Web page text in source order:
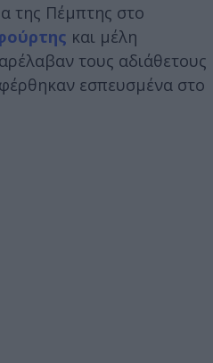
της Πέμπτης στο
και μέλη
τους αδιάθετους
εσπευσμένα στο